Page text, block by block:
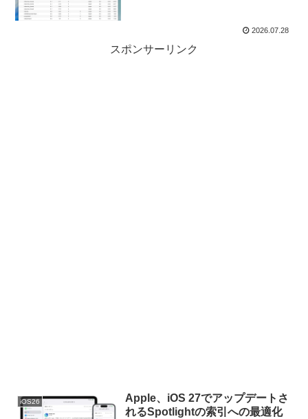
昇する場合があるので注意を。
2026.07.28
スポンサーリンク
iOS26
Apple、iOS 27でアップデートさ
れるSpotlightの索引への最適化